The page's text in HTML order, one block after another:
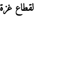
لقطاع غزة